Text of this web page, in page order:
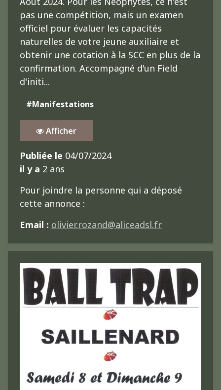
pas une compétition, mais un examen
officiel pour évaluer les capacités
naturelles de votre jeune auxiliaire et
obtenir une cotation à la SCC en plus de la
confirmation. Accompagné d'un Field
d'initi...
#Manifestations
Afficher
Publiée le 04/07/2024
il y a 2 ans
Pour joindre la personne qui a déposé
cette annonce :
Email : olivier.rozand@aliceadsl.fr